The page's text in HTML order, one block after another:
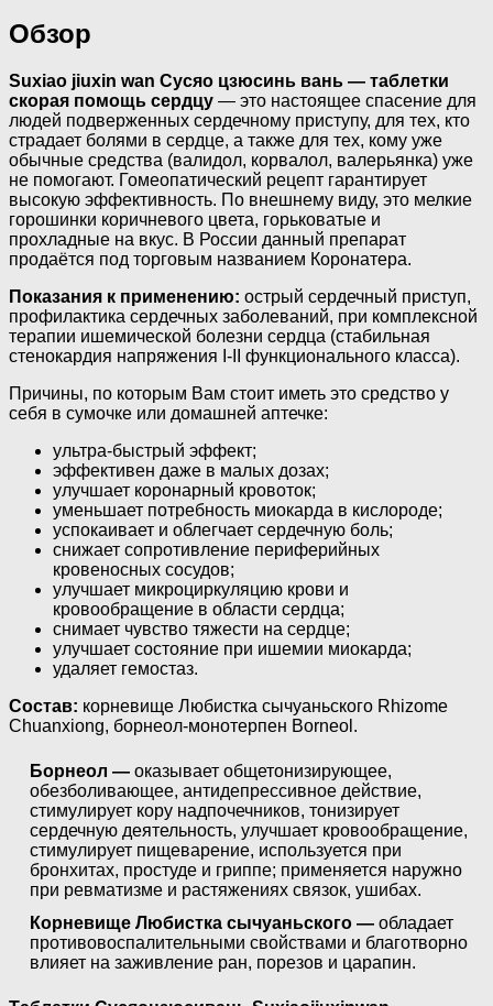
Обзор
Suxiao jiuxin wan Сусяо цзюсинь вань — таблетки
скорая помощь сердцу — это настоящее спасение для
людей подверженных сердечному приступу, для тех, кто
страдает болями в сердце, а также для тех, кому уже
обычные средства (валидол, корвалол, валерьянка) уже
не помогают. Гомеопатический рецепт гарантирует
высокую эффективность. По внешнему виду, это мелкие
горошинки коричневого цвета, горьковатые и
прохладные на вкус. В России данный препарат
продаётся под торговым названием Коронатера.
Показания к применению: острый сердечный приступ,
профилактика сердечных заболеваний, при комплексной
терапии ишемической болезни сердца (стабильная
стенокардия напряжения I-II функционального класса).
Причины, по которым Вам стоит иметь это средство у
себя в сумочке или домашней аптечке:
ультра-быстрый эффект;
эффективен даже в малых дозах;
улучшает коронарный кровоток;
уменьшает потребность миокарда в кислороде;
успокаивает и облегчает сердечную боль;
снижает сопротивление периферийных
кровеносных сосудов;
улучшает микроциркуляцию крови и
кровообращение в области сердца;
снимает чувство тяжести на сердце;
улучшает состояние при ишемии миокарда;
удаляет гемостаз.
Состав: корневище Любистка сычуаньского Rhizome
Chuanxiong, борнеол-монотерпен Borneol.
Борнеол — оказывает общетонизирующее,
обезболивающее, антидепрессивное действие,
стимулирует кору надпочечников, тонизирует
сердечную деятельность, улучшает кровообращение,
стимулирует пищеварение, используется при
бронхитах, простуде и гриппе; применяется наружно
при ревматизме и растяжениях связок, ушибах.
Корневище Любистка сычуаньского — обладает
противовоспалительными свойствами и благотворно
влияет на заживление ран, порезов и царапин.